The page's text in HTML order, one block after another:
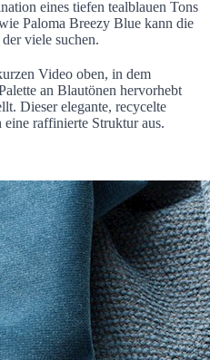
eines tiefen tealblauen Tons
Paloma Breezy Blue kann die
viele suchen.
Video oben, in dem
an Blautönen hervorhebt
Dieser elegante, recycelte
raffinierte Struktur aus.